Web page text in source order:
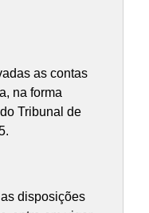
as contas
na forma
Tribunal de
disposições